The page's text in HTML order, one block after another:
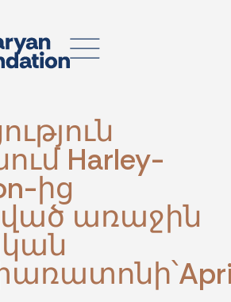
Harley-
ից
առաջին